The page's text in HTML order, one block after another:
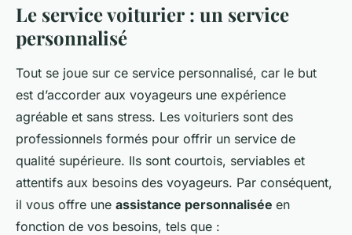
Le service voiturier : un service
personnalisé
Tout se joue sur ce service personnalisé, car le but
est d’accorder aux voyageurs une expérience
agréable et sans stress. Les voituriers sont des
professionnels formés pour offrir un service de
qualité supérieure. Ils sont courtois, serviables et
attentifs aux besoins des voyageurs. Par conséquent,
il vous offre une assistance personnalisée en
fonction de vos besoins, tels que :